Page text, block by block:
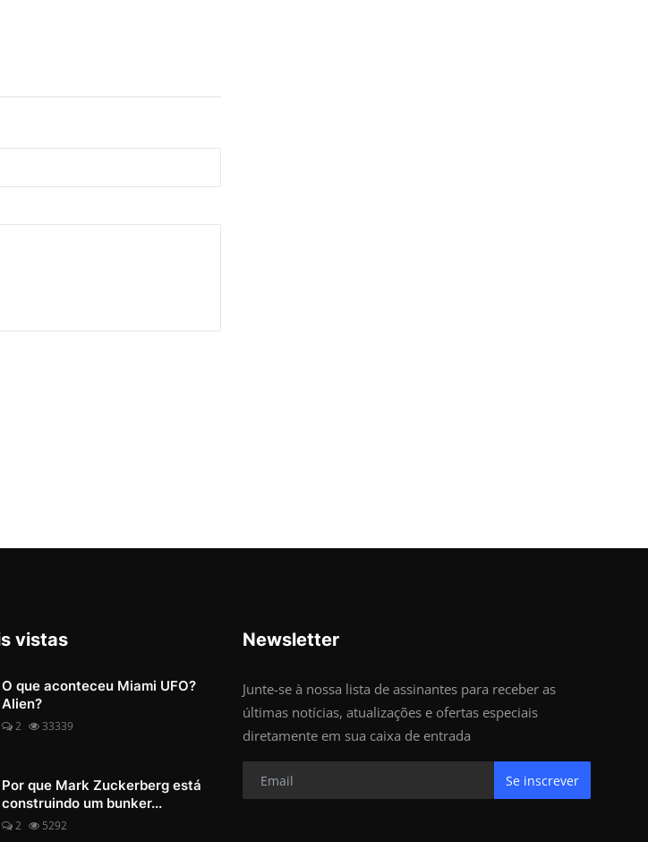
vistas
O que aconteceu Miami UFO?
Alien?
2 33339
Por que Mark Zuckerberg está
construindo um bunker...
2 5292
Newsletter
Junte-se à nossa lista de assinantes para receber as
últimas notícias, atualizações e ofertas especiais
diretamente em sua caixa de entrada
Se inscrever